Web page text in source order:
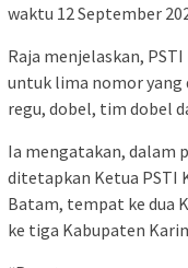
waktu 12 September
Raja menjelaskan,
untuk lima nomor
regu, dobel, tim dobel
Ia mengatakan, dalam
ditetapkan Ketua PSTI
Batam, tempat ke dua
ke tiga Kabupaten